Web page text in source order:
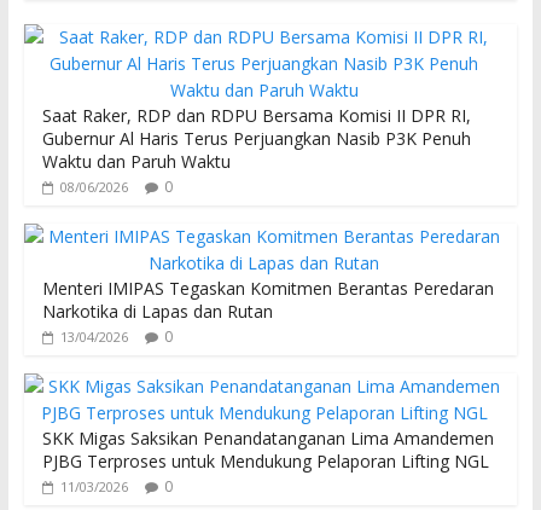
e
b
o
o
k
itt
er
at
s
A
p
p
Saat Raker, RDP dan RDPU Bersama Komisi II DPR RI,
Gubernur Al Haris Terus Perjuangkan Nasib P3K Penuh
Waktu dan Paruh Waktu
08/06/2026 0
Menteri IMIPAS Tegaskan Komitmen Berantas Peredaran
Narkotika di Lapas dan Rutan
13/04/2026 0
SKK Migas Saksikan Penandatanganan Lima Amandemen
PJBG Terproses untuk Mendukung Pelaporan Lifting NGL
11/03/2026 0